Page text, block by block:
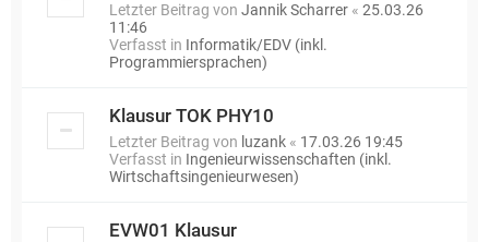
Letzter Beitrag von Jannik Scharrer « 25.03.26
11:46
Verfasst in Informatik/EDV (inkl.
Programmiersprachen)
Klausur TOK PHY10
Letzter Beitrag von luzank « 17.03.26 19:45
Verfasst in Ingenieurwissenschaften (inkl.
Wirtschaftsingenieurwesen)
EVW01 Klausur